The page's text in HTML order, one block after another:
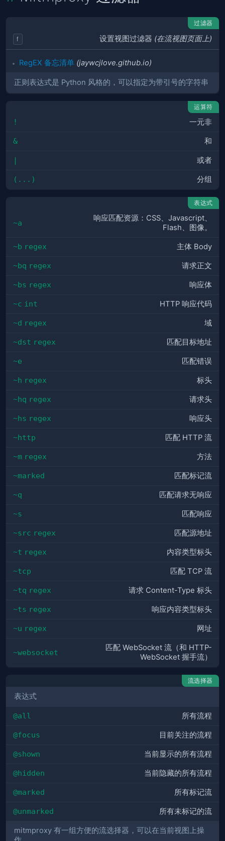
过滤器
f 设置视图过滤器 (在流视图页面上)
RegEX 备忘清单 (jaywcjlove.github.io)
正则表达式是 Python 风格的，可以指定为带引号的字符串
运算符
! 一元非
& 和
| 或者
(...) 分组
表达式
~a
响应匹配资源：CSS、Javascript、
Flash、图像。
~b regex 主体 Body
~bq regex 请求正文
~bs regex 响应体
~c int HTTP 响应代码
~d regex 域
~dst regex 匹配目标地址
~e 匹配错误
~h regex 标头
~hq regex 请求头
~hs regex 响应头
~http 匹配 HTTP 流
~m regex 方法
~marked 匹配标记流
~q 匹配请求无响应
~s 匹配响应
~src regex 匹配源地址
~t regex 内容类型标头
~tcp 匹配 TCP 流
~tq regex 请求 Content-Type 标头
~ts regex 响应内容类型标头
~u regex 网址
~websocket
匹配 WebSocket 流（和 HTTP-
WebSocket 握手流）
流选择器
表达式
@all 所有流程
@focus 目前关注的流程
@shown 当前显示的所有流程
@hidden 当前隐藏的所有流程
@marked 所有标记流
@unmarked 所有未标记的流
mitmproxy 有一组方便的流选择器，可以在当前视图上操